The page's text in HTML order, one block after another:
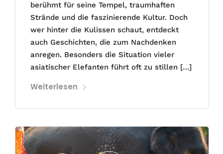
berühmt für seine Tempel, traumhaften
Strände und die faszinierende Kultur. Doch
wer hinter die Kulissen schaut, entdeckt
auch Geschichten, die zum Nachdenken
anregen. Besonders die Situation vieler
asiatischer Elefanten führt oft zu stillen […]
Weiterlesen